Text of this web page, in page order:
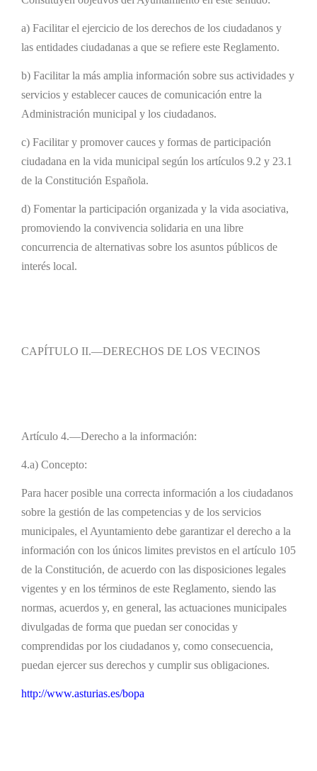
a) Facilitar el ejercicio de los derechos de los ciudadanos y
las entidades ciudadanas a que se refiere este Reglamento.
b) Facilitar la más amplia información sobre sus actividades y
servicios y establecer cauces de comunicación entre la
Administración municipal y los ciudadanos.
c) Facilitar y promover cauces y formas de participación
ciudadana en la vida municipal según los artículos 9.2 y 23.1
de la Constitución Española.
d) Fomentar la participación organizada y la vida asociativa,
promoviendo la convivencia solidaria en una libre
concurrencia de alternativas sobre los asuntos públicos de
interés local.
CAPÍTULO II.—DERECHOS DE LOS VECINOS
Artículo 4.—Derecho a la información:
4.a) Concepto:
Para hacer posible una correcta información a los ciudadanos
sobre la gestión de las competencias y de los servicios
municipales, el Ayuntamiento debe garantizar el derecho a la
información con los únicos limites previstos en el artículo 105
de la Constitución, de acuerdo con las disposiciones legales
vigentes y en los términos de este Reglamento, siendo las
normas, acuerdos y, en general, las actuaciones municipales
divulgadas de forma que puedan ser conocidas y
comprendidas por los ciudadanos y, como consecuencia,
puedan ejercer sus derechos y cumplir sus obligaciones.
http://www.asturias.es/bopa